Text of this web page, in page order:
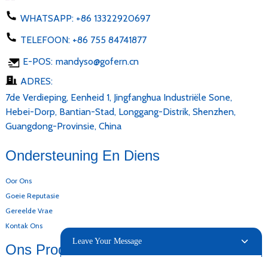
WHATSAPP: +86 13322920697
TELEFOON: +86 755 84741877
E-POS: mandyso@gofern.cn
ADRES:
7de Verdieping, Eenheid 1, Jingfanghua Industriële Sone,
Hebei-Dorp, Bantian-Stad, Longgang-Distrik, Shenzhen,
Guangdong-Provinsie, China
Ondersteuning En Diens
Oor Ons
Goeie Reputasie
Gereelde Vrae
Kontak Ons
Ons Produkte
Leave Your Message